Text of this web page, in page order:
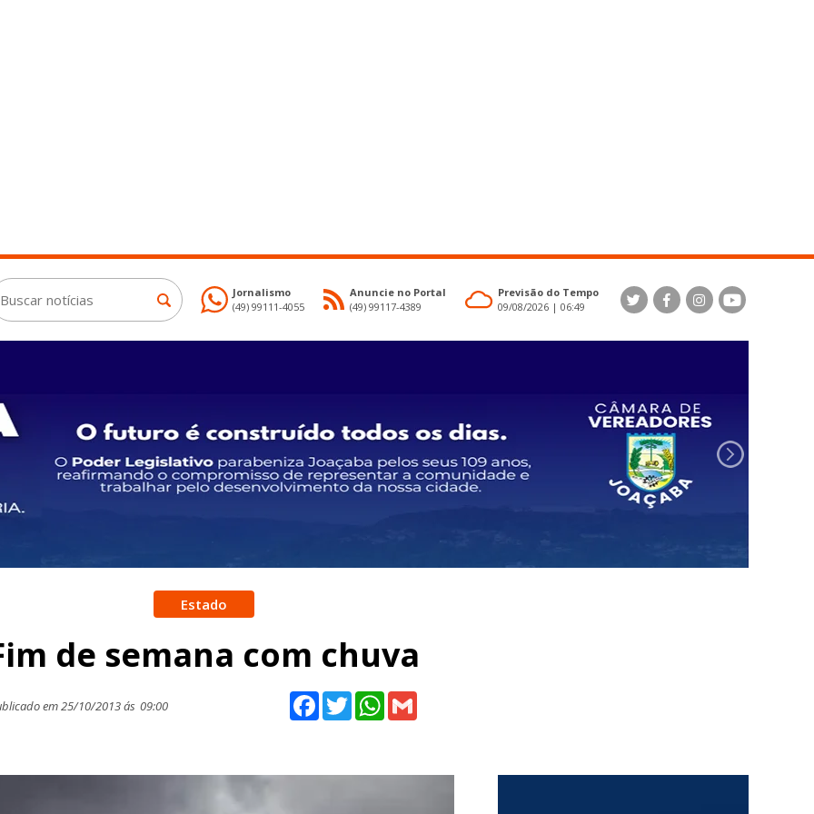
Jornalismo
(49) 99111-4055
Anuncie no Portal
(49) 99117-4389
Previsão do Tempo
09/08/2026 | 06:49
Estado
de semana com chuva
em 25/10/2013 ás 09:00 Facebook
TwitterWhatsApp
Gmail